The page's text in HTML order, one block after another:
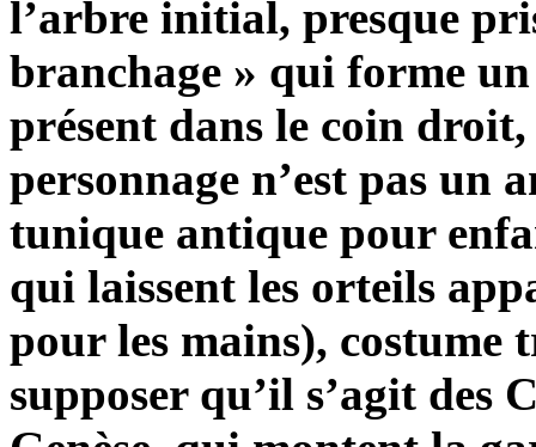
l’arbre initial, presque
branchage » qui forme
présent dans le coin
personnage n’est pas un
tunique antique pour
qui laissent les orteils
pour les mains), costume
supposer qu’il s’agit des